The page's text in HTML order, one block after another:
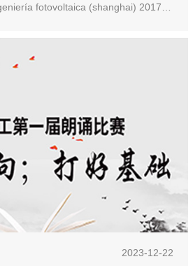
fotovoltaica (shanghai) 2017",
éxito en el nuevo Centro
de shanghai. Este año hay
co...
2023-12-22